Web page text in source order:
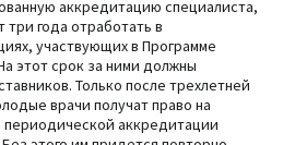
аккредитацию специалиста,
года отработать ‎в
участвующих в Программе
этот срок за ними должны
Только после трехлетней
врачи получат право на
аккредитации